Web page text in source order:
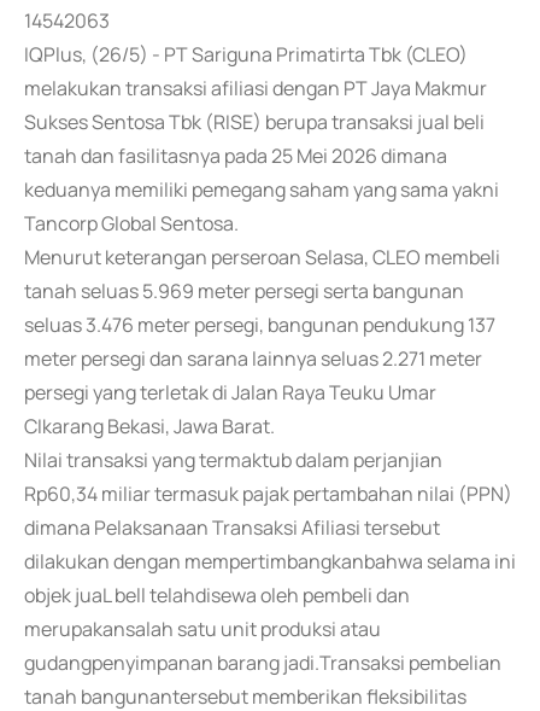
14542063
IQPlus, (26/5) - PT Sariguna Primatirta Tbk (CLEO)
melakukan transaksi afiliasi dengan PT Jaya Makmur
Sukses Sentosa Tbk (RISE) berupa transaksi jual beli
tanah dan fasilitasnya pada 25 Mei 2026 dimana
keduanya memiliki pemegang saham yang sama yakni
Tancorp Global Sentosa.
Menurut keterangan perseroan Selasa, CLEO membeli
tanah seluas 5.969 meter persegi serta bangunan
seluas 3.476 meter persegi, bangunan pendukung 137
meter persegi dan sarana lainnya seluas 2.271 meter
persegi yang terletak di Jalan Raya Teuku Umar
CIkarang Bekasi, Jawa Barat.
Nilai transaksi yang termaktub dalam perjanjian
Rp60,34 miliar termasuk pajak pertambahan nilai (PPN)
dimana Pelaksanaan Transaksi Afiliasi tersebut
dilakukan dengan mempertimbangkanbahwa selama ini
objek juaL bell telahdisewa oleh pembeli dan
merupakansalah satu unit produksi atau
gudangpenyimpanan barang jadi.Transaksi pembelian
tanah bangunantersebut memberikan fleksibilitas